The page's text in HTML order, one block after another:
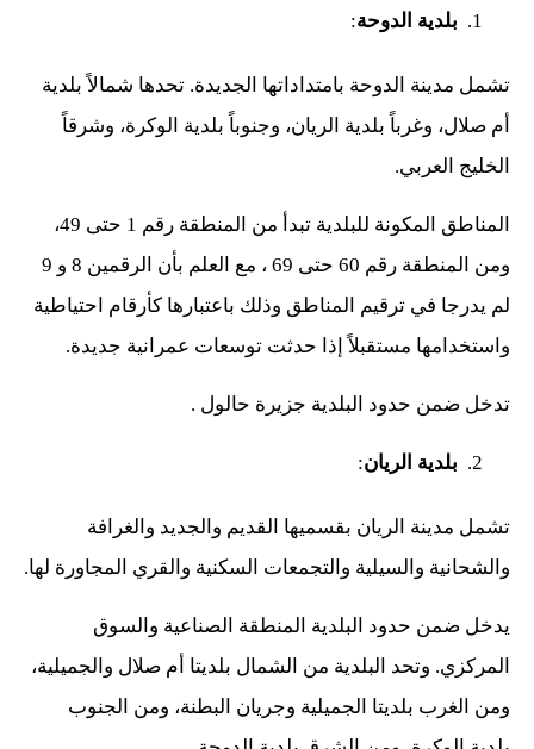
بلدية الدوحة:
تشمل مدينة الدوحة بامتداداتها الجديدة. تحدها شمالاً بلدية
أم صلال، وغرباً بلدية الريان، وجنوباً بلدية الوكرة، وشرقاً
الخليج العربي.
المناطق المكونة للبلدية تبدأ من المنطقة رقم 1 حتى 49،
ومن المنطقة رقم 60 حتى 69 ، مع العلم بأن الرقمين 8 و 9
لم يدرجا في ترقيم المناطق وذلك باعتبارها كأرقام احتياطية
واستخدامها مستقبلاً إذا حدثت توسعات عمرانية جديدة.
تدخل ضمن حدود البلدية جزيرة حالول .
بلدية الريان:
تشمل مدينة الريان بقسميها القديم والجديد والغرافة
والشحانية والسيلية والتجمعات السكنية والقري المجاورة لها.
يدخل ضمن حدود البلدية المنطقة الصناعية والسوق
المركزي. وتحد البلدية من الشمال بلديتا أم صلال والجميلية،
ومن الغرب بلديتا الجميلية وجريان البطنة، ومن الجنوب